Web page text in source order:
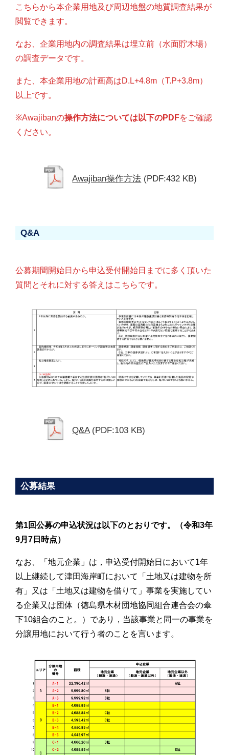
こちらから本企業用地及び周辺地盤の地質調査結果が
閲覧できます。
なお、企業用地内の調査結果は埋立前（水面貯木場）
の調査データです。
また、本企業用地の計画高はD.L+4.8m（T.P+3.8m）
以上です。
※Awajibanの操作方法については以下のPDFをご確認
ください。
Awajiban操作方法 (PDF:432 KB)
Q&A
公募期間開始日から申込受付開始日までに多く頂いた
質問とそれに対する答えはこちらです。
Q&A (PDF:103 KB)
公募結果
第1回公募の申込状況は以下のとおりです。（令和3年
9月7日時点）
なお、「地元企業」は，申込受付開始日において1年
以上継続して津田海岸町において「土地又は建物を所
有」又は「土地又は建物を借りて」事業を実施してい
る企業又は団体（徳島県木材団地協同組合連合会の傘
下10組合のこと。）であり，当該事業と同一の事業を
分譲用地において行う者のことを言います。